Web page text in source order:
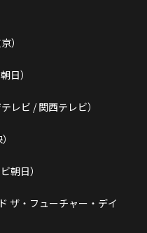
）
日）
レビ / 関西テレビ）
朝日）
ザ・フューチャー・デイ